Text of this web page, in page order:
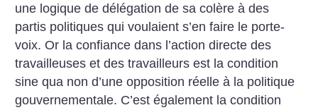
une logique de délégation de sa colère à des
partis politiques qui voulaient s’en faire le porte-
voix. Or la confiance dans l’action directe des
travailleuses et des travailleurs est la condition
sine qua non d’une opposition réelle à la politique
gouvernementale. C’est également la condition